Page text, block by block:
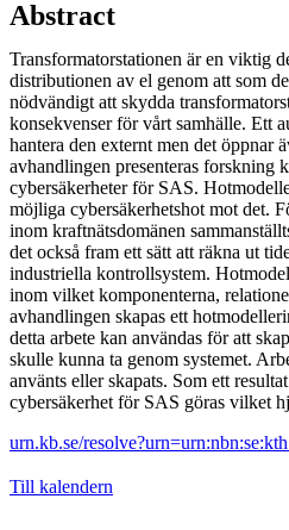
Abstract
Transformatorstationen är en viktig
distributionen av el genom att som
nödvändigt att skydda
konsekvenser för vårt samhälle. Ett
hantera den externt men det öppnar
avhandlingen presenteras forskning
cybersäkerheter för SAS.
möjliga cybersäkerhetshot mot det.
inom kraftnätsdomänen
det också fram ett sätt att räkna ut
industriella kontrollsystem.
inom vilket komponenterna,
avhandlingen skapas ett
detta arbete kan användas för att
skulle kunna ta genom systemet.
använts eller skapats. Som ett
cybersäkerhet för SAS göras vilket
urn.kb.se/
Till kalendern